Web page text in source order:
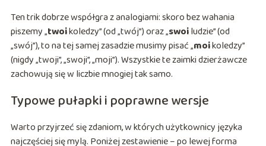
Ten trik dobrze współgra z analogiami: skoro bez wahania
piszemy „twoikoledzy” (od „twój”) oraz „swoiludzie” (od
„swój”), to na tej samej zasadzie musimy pisać „moikoledzy”
(nigdy „twoji”, „swoji”, „moji”). Wszystkie te zaimki dzierżawcze
zachowują się w liczbie mnogiej tak samo.
Typowe pułapki i poprawne wersje
Warto przyjrzeć się zdaniom, w których użytkownicy języka
najczęściej się mylą. Poniżej zestawienie – po lewej forma